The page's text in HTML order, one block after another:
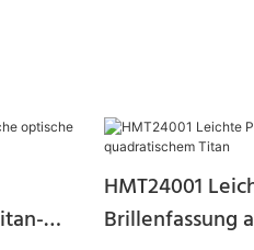
HMT24001
Brillenfassung